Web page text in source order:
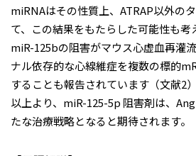
miRNAはその性質上、ATRAP以外の
て、この結果をもたらした可能性も考
miR-125bの阻害がマウス心虚血再灌
ナル依存的な心線維症を複数の標的
することも報告されています（文献2）
以上より、miR-125-5p 阻害剤は、
たな治療戦略となると期待されます。